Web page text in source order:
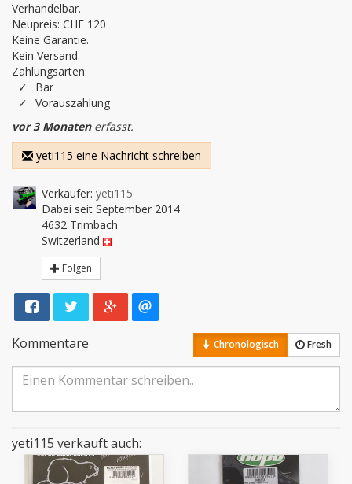
Verhandelbar.
Neupreis: CHF 120
Keine Garantie.
Kein Versand.
Zahlungsarten:
Bar
Vorauszahlung
vor 3 Monatenerfasst.
yeti115 eine Nachricht schreiben
Verkäufer: yeti115
Dabei seit September 2014
4632 Trimbach
Switzerland
Folgen
Kommentare Chronologisch Fresh
yeti115 verkauft auch: